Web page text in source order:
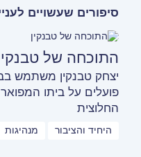
סיפורים שעשויים
התוכחה של
יצחק טבנקין משתמש
פועלים על ביתו
החלוצית
היחיד והציבור מנהיגות